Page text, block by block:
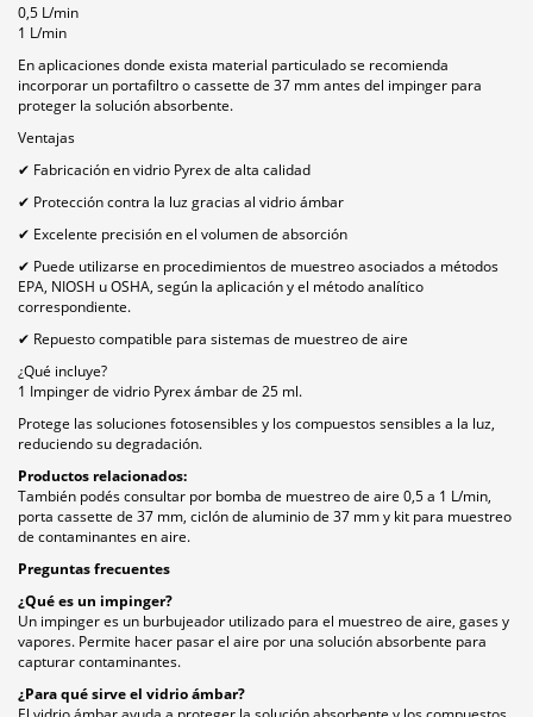
0,5 L/min
1 L/min
En aplicaciones donde exista material particulado se recomienda
incorporar un portafiltro o cassette de 37 mm antes del impinger para
proteger la solución absorbente.
Ventajas
✔ Fabricación en vidrio Pyrex de alta calidad
✔ Protección contra la luz gracias al vidrio ámbar
✔ Excelente precisión en el volumen de absorción
✔ Puede utilizarse en procedimientos de muestreo asociados a métodos
EPA, NIOSH u OSHA, según la aplicación y el método analítico
correspondiente.
✔ Repuesto compatible para sistemas de muestreo de aire
¿Qué incluye?
1 Impinger de vidrio Pyrex ámbar de 25 ml.
Protege las soluciones fotosensibles y los compuestos sensibles a la luz,
reduciendo su degradación.
Productos relacionados:
También podés consultar por bomba de muestreo de aire 0,5 a 1 L/min,
porta cassette de 37 mm, ciclón de aluminio de 37 mm y kit para muestreo
de contaminantes en aire.
Preguntas frecuentes
¿Qué es un impinger?
Un impinger es un burbujeador utilizado para el muestreo de aire, gases y
vapores. Permite hacer pasar el aire por una solución absorbente para
capturar contaminantes.
¿Para qué sirve el vidrio ámbar?